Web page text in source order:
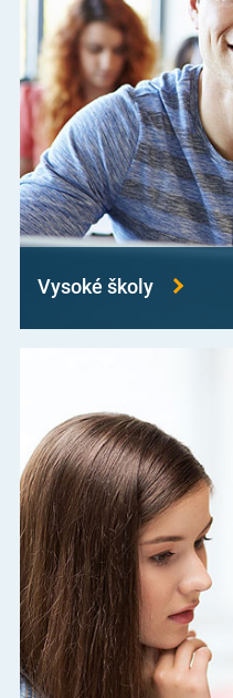
Vysoké školy